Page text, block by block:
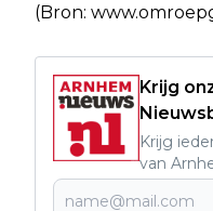
(Bron:
Krijg
Krijg
van